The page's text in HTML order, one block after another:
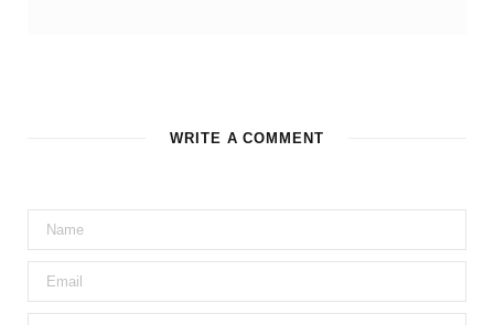
WRITE A COMMENT